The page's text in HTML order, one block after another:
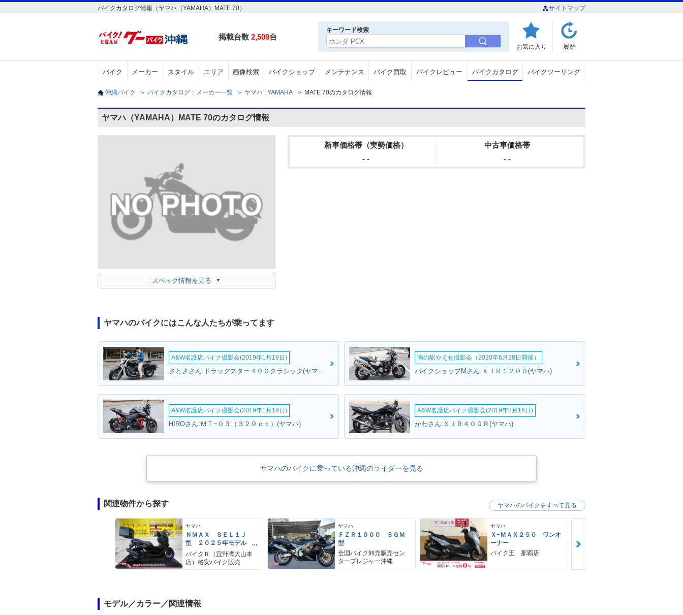
バイクカタログ情報（ヤマハ（YAMAHA）MATE 70） サイトマップ
掲載台数 2,509台
キーワード検索
お気に入り 履歴
バイク メーカー スタイル エリア 画像検索 バイクショップ メンテナンス バイク買取 バイクレビュー バイクカタログ バイクツーリング
沖縄バイク ＞ バイクカタログ：メーカー一覧 ＞ ヤマハ | YAMAHA ＞ MATE 70のカタログ情報
ヤマハ（YAMAHA）MATE 70のカタログ情報
スペック情報を見る
新車価格帯（実勢価格）
- -
中古車価格帯
- -
ヤマハのバイクにはこんな人たちが乗ってます
A&W名護店バイク撮影会(2019年1月19日)
さとささん:ドラッグスター４００クラシック(ヤマハ)
南の駅やえせ撮影会（2020年6月28日開催）
バイクショップMさん:ＸＪＲ１２００(ヤマハ)
A&W名護店バイク撮影会(2019年1月19日)
HIROさん:ＭＴ−０３（３２０ｃｃ）(ヤマハ)
A&W名護店バイク撮影会(2019年3月16日)
かわさん:ＸＪＲ４００Ｒ(ヤマハ)
ヤマハのバイクに乗っている沖縄のライダーを見る
関連物件から探す
ヤマハ
ＮＭＡＸ ＳＥＬ１Ｊ
型 ２０２５年モデル
ＡＢＳ キーレス リア
キャリア リアＢＯＸ
バイクＲ（宜野湾大山本
店）格安バイク販売
ヤマハ
ＦＺＲ１０００ ３ＧＭ
型
全国バイク卸売販売セン
タープレジャー沖縄
ヤマハ
Ｘ−ＭＡＸ２５０ ワンオ
ーナー
バイク王 那覇店
ヤマハのバイクをすべて見る
モデル／カラー／関連情報